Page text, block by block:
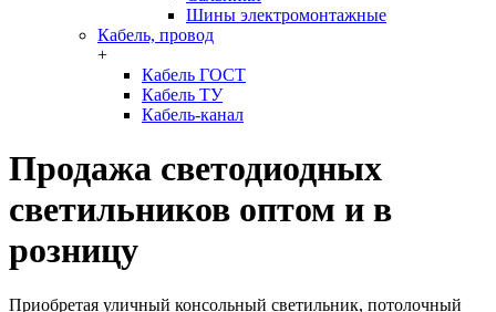
Шины электромонтажные
Кабель, провод
+
Кабель ГОСТ
Кабель ТУ
Кабель-канал
Продажа светодиодных
светильников оптом и в
розницу
Приобретая уличный консольный светильник, потолочный